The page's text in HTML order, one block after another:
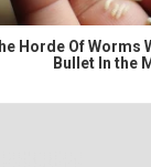
Horde Of Worms
Bullet In the